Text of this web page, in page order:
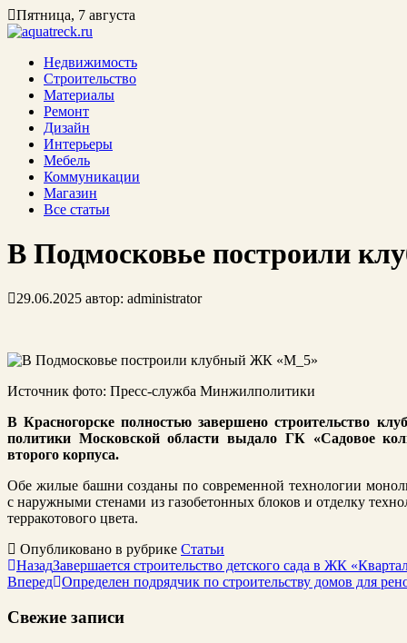
Пятница, 7 августа
Недвижимость
Строительство
Материалы
Ремонт
Дизайн
Интерьеры
Мебель
Коммуникации
Магазин
Все статьи
В Подмосковье построили
29.06.2025 автор: administrator
Источник фото: Пресс-служба Минжилполитики
В Красногорске полностью завершено строительство
политики Московской области выдало ГК «Садовое
второго корпуса.
Обе жилые башни созданы по современной технологии
с наружными стенами из газобетонных блоков и отделку
терракотового цвета.
Опубликовано в рубрике Статьи
НазадЗавершается строительство детского сада в ЖК
Вперед Определен подрядчик по строительству домов для
Свежие записи